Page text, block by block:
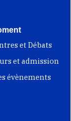
et Débats
et admission
évènements